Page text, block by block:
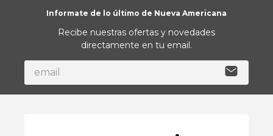
Informate de lo último de Nueva Americana
Recibe nuestras ofertas y novedades
directamente en tu email.